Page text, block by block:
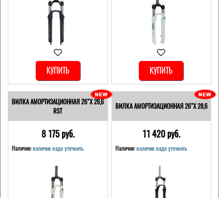
КУПИТЬ КУПИТЬ
ВИЛКА АМОРТИЗАЦИОННАЯ 26"Х 28,6
RST
8 175 pуб.
Наличие:наличие надо уточнить
ВИЛКА АМОРТИЗАЦИОННАЯ 26"Х 28,6
11 420 pуб.
Наличие: наличие надо уточнить